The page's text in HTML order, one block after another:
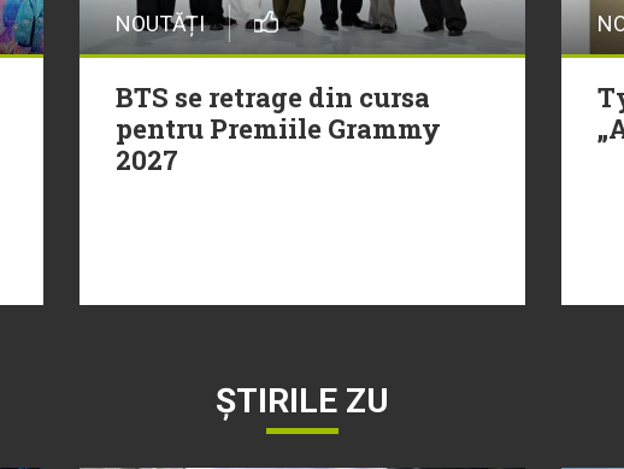
NOUTĂȚI
BTS se retrage din cursa
pentru Premiile Grammy
2027
ȘTIRILE ZU